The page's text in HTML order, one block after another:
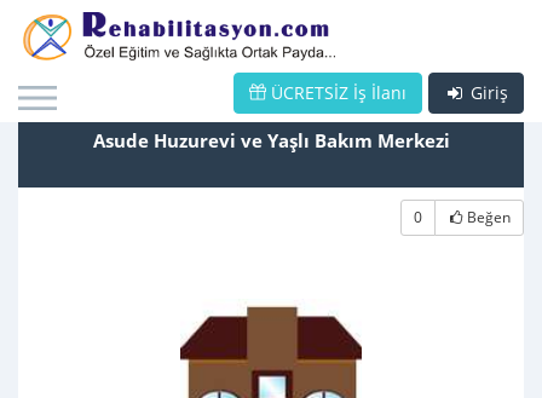
Giriş
ÜCRETSİZ İş İlanı
Asude Huzurevi ve Yaşlı Bakım Merkezi
0 Beğen